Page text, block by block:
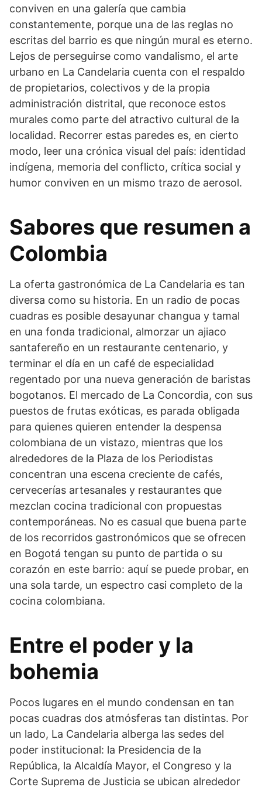
conviven en una galería que cambia
constantemente, porque una de las reglas no
escritas del barrio es que ningún mural es eterno.
Lejos de perseguirse como vandalismo, el arte
urbano en La Candelaria cuenta con el respaldo
de propietarios, colectivos y de la propia
administración distrital, que reconoce estos
murales como parte del atractivo cultural de la
localidad. Recorrer estas paredes es, en cierto
modo, leer una crónica visual del país: identidad
indígena, memoria del conflicto, crítica social y
humor conviven en un mismo trazo de aerosol.
Sabores que resumen a
Colombia
La oferta gastronómica de La Candelaria es tan
diversa como su historia. En un radio de pocas
cuadras es posible desayunar changua y tamal
en una fonda tradicional, almorzar un ajiaco
santafereño en un restaurante centenario, y
terminar el día en un café de especialidad
regentado por una nueva generación de baristas
bogotanos. El mercado de La Concordia, con sus
puestos de frutas exóticas, es parada obligada
para quienes quieren entender la despensa
colombiana de un vistazo, mientras que los
alrededores de la Plaza de los Periodistas
concentran una escena creciente de cafés,
cervecerías artesanales y restaurantes que
mezclan cocina tradicional con propuestas
contemporáneas. No es casual que buena parte
de los recorridos gastronómicos que se ofrecen
en Bogotá tengan su punto de partida o su
corazón en este barrio: aquí se puede probar, en
una sola tarde, un espectro casi completo de la
cocina colombiana.
Entre el poder y la
bohemia
Pocos lugares en el mundo condensan en tan
pocas cuadras dos atmósferas tan distintas. Por
un lado, La Candelaria alberga las sedes del
poder institucional: la Presidencia de la
República, la Alcaldía Mayor, el Congreso y la
Corte Suprema de Justicia se ubican alrededor